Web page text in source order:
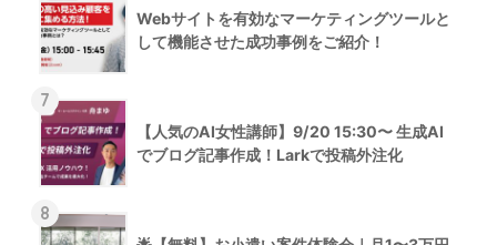
Webサイトを有効なマーケティングツールと
して機能させた成功事例をご紹介！
7
【人気のAI女性講師】9/20 15:30〜 生成AI
でブログ記事作成！Larkで投稿外注化
8